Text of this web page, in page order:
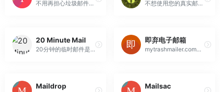
不用再担心垃圾邮件，广告邮件，黑客和机器人攻击。让您真实的邮箱保持干净和安全。TempMail提供临时、安全、匿名、免费的一次性电子邮件地址。 不想使用您的真实邮箱？使用%GUERRILLAMAIL_COM%临时邮箱。无需注册，持续60分钟，不再有垃圾邮件。
20 Minute Mail
20分钟的临时邮件是一种一次性的电子邮件服务，可以击败垃圾邮件。使用免费安全的临时电子邮件避免垃圾邮件
即弃电子邮箱
mytrashmailer.com使用我们的免费即弃电子邮箱服务，无须设立一个电子邮箱账户就可接收邮件。
Maildrop Mailsac